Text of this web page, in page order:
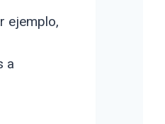
ejemplo,
a